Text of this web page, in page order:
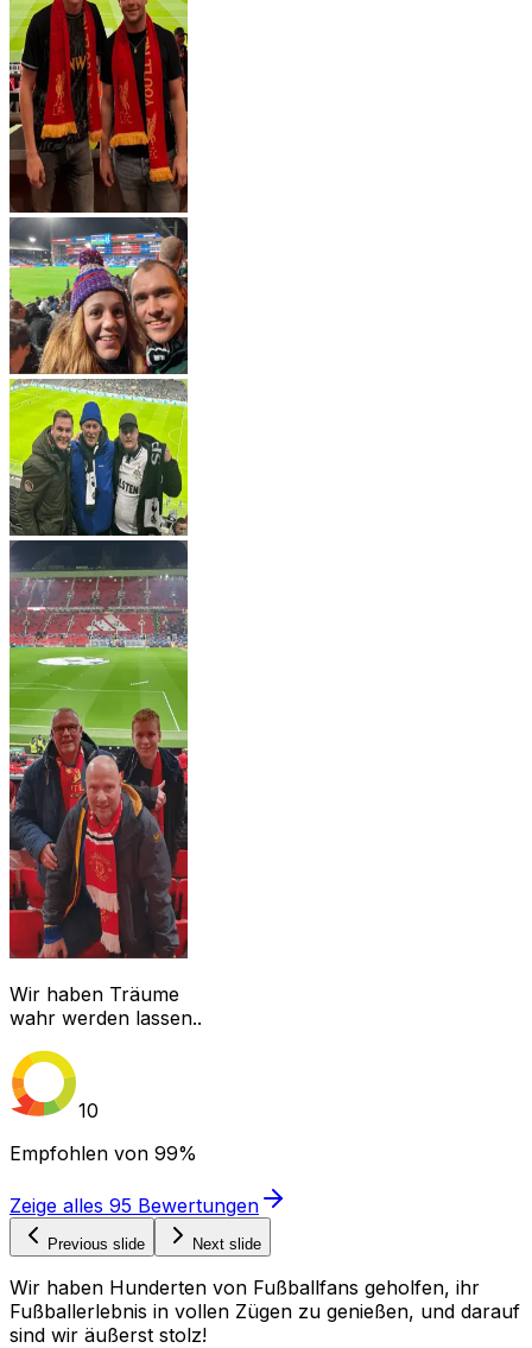
Wir haben Träume
wahr werden lassen..
10
Empfohlen von 99%
Zeige alles 95 Bewertungen
Previous slide Next slide
Wir haben Hunderten von Fußballfans geholfen, ihr
Fußballerlebnis in vollen Zügen zu genießen, und darauf
sind wir äußerst stolz!